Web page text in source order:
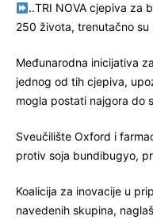
..TRI NOVA cjepiva za
250 života, trenutačno su
Međunarodna inicijativa
jednog od tih cjepiva,
mogla postati najgora do
Sveučilište Oxford i
protiv soja bundibugyo,
Koalicija za inovacije u
navedenih skupina,